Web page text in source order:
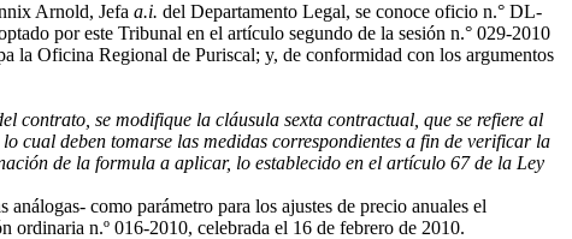
Arnold, Jefa a.i. del Departamento Legal, se conoce oficio n.° DL-
por este Tribunal en el artículo segundo de la sesión n.° 029-2010
la Oficina Regional de Puriscal; y, de conformidad con los argumentos
contrato, se modifique la cláusula sexta contractual, que se refiere al
cual deben tomarse las medidas correspondientes a fin de verificar la
de la formula a aplicar, lo establecido en el artículo 67 de la Ley
como parámetro para los ajustes de precio anuales el
ordinaria n.º 016-2010, celebrada el 16 de febrero de 2010.